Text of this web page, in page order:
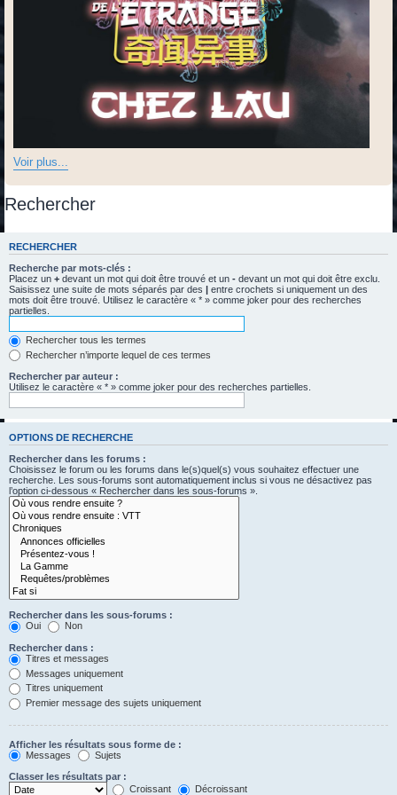
Voir plus...
Rechercher
RECHERCHER
Recherche par mots-clés :
Placez un + devant un mot qui doit être trouvé et un - devant un mot qui doit être exclu.
Saisissez une suite de mots séparés par des
entre crochets si uniquement un des
mots doit être trouvé. Utilisez le caractère « * » comme joker pour des recherches
partielles.
Rechercher tous les termes
Rechercher n’importe lequel de ces termes
Rechercher par auteur :
Utilisez le caractère « * » comme joker pour des recherches partielles.
OPTIONS DE RECHERCHE
Rechercher dans les forums :
Choisissez le forum ou les forums dans le(s)quel(s) vous souhaitez effectuer une
recherche. Les sous-forums sont automatiquement inclus si vous ne désactivez pas
l’option ci-dessous « Rechercher dans les sous-forums ».
Rechercher dans les sous-forums :
Oui
Non
Rechercher dans :
Titres et messages
Messages uniquement
Titres uniquement
Premier message des sujets uniquement
Afficher les résultats sous forme de :
Messages
Sujets
Classer les résultats par :
Croissant
Décroissant